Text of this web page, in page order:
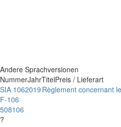
Andere Sprachversionen
NummerJahrTitelPreis / Lieferart
SIA 106
F-106
508106
?
2019 Règlement concernant